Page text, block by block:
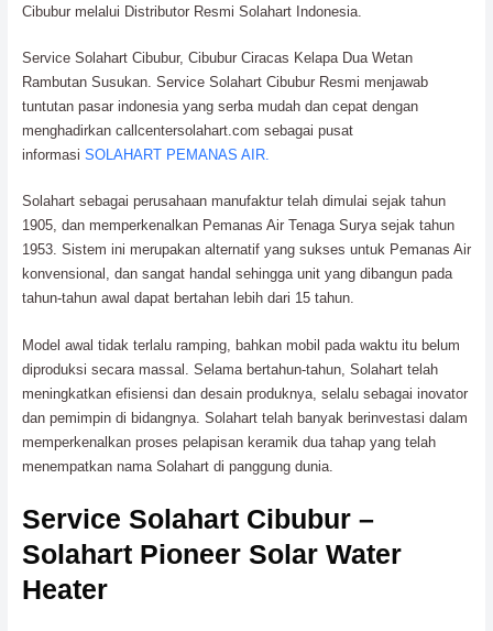
Cibubur melalui Distributor Resmi Solahart Indonesia.
Service Solahart Cibubur, Cibubur Ciracas Kelapa Dua Wetan
Rambutan Susukan. Service Solahart Cibubur Resmi menjawab
tuntutan pasar indonesia yang serba mudah dan cepat dengan
menghadirkan callcentersolahart.com sebagai pusat
informasi SOLAHART PEMANAS AIR.
Solahart sebagai perusahaan manufaktur telah dimulai sejak tahun
1905, dan memperkenalkan Pemanas Air Tenaga Surya sejak tahun
1953. Sistem ini merupakan alternatif yang sukses untuk Pemanas Air
konvensional, dan sangat handal sehingga unit yang dibangun pada
tahun-tahun awal dapat bertahan lebih dari 15 tahun.
Model awal tidak terlalu ramping, bahkan mobil pada waktu itu belum
diproduksi secara massal. Selama bertahun-tahun, Solahart telah
meningkatkan efisiensi dan desain produknya, selalu sebagai inovator
dan pemimpin di bidangnya. Solahart telah banyak berinvestasi dalam
memperkenalkan proses pelapisan keramik dua tahap yang telah
menempatkan nama Solahart di panggung dunia.
Service Solahart Cibubur –
Solahart Pioneer Solar Water
Heater